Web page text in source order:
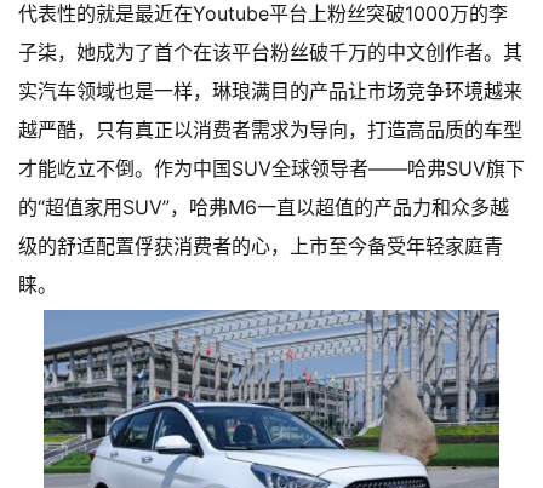
代表性的就是最近在Youtube平台上粉丝突破1000万的李
子柒，她成为了首个在该平台粉丝破千万的中文创作者。其
实汽车领域也是一样，琳琅满目的产品让市场竞争环境越来
越严酷，只有真正以消费者需求为导向，打造高品质的车型
才能屹立不倒。作为中国SUV全球领导者——哈弗SUV旗下
的“超值家用SUV”，哈弗M6一直以超值的产品力和众多越
级的舒适配置俘获消费者的心，上市至今备受年轻家庭青
睐。